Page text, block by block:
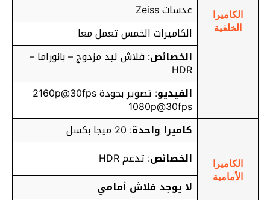
الكاميرا
الخلفية
عدسات Zeiss
الكاميرات الخمس تعمل معا
الخصائص: فلاش ليد مزدوج – بانوراما –
HDR
الفيديو
: تصوير بجودة 2160p@30fps
1080p@30fps
الكاميرا
الأمامية
كاميرا واحدة: 20 ميجا بكسل
الخصائص: تدعم HDR
لا يوجد فلاش أمامي